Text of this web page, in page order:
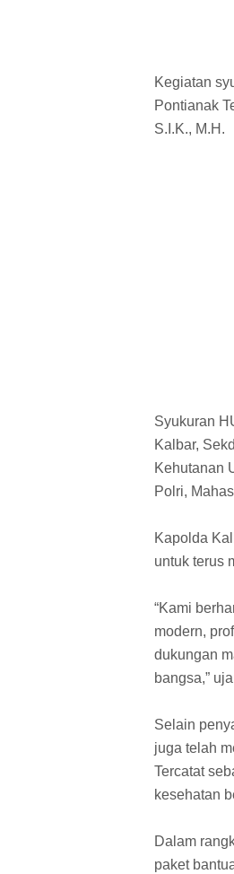
Kegiatan
Pontianak
S.I.K., M.H.
Syukuran
Kalbar,
Kehutanan
Polri,
Kapolda
untuk terus
“Kami
modern,
dukungan
bangsa,”
Selain
juga telah
Tercatat
kesehatan
Dalam
paket